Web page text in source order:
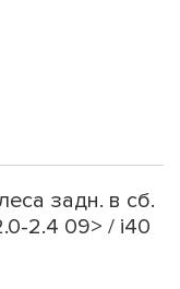
задн. в сб.
2.4 09> / i40